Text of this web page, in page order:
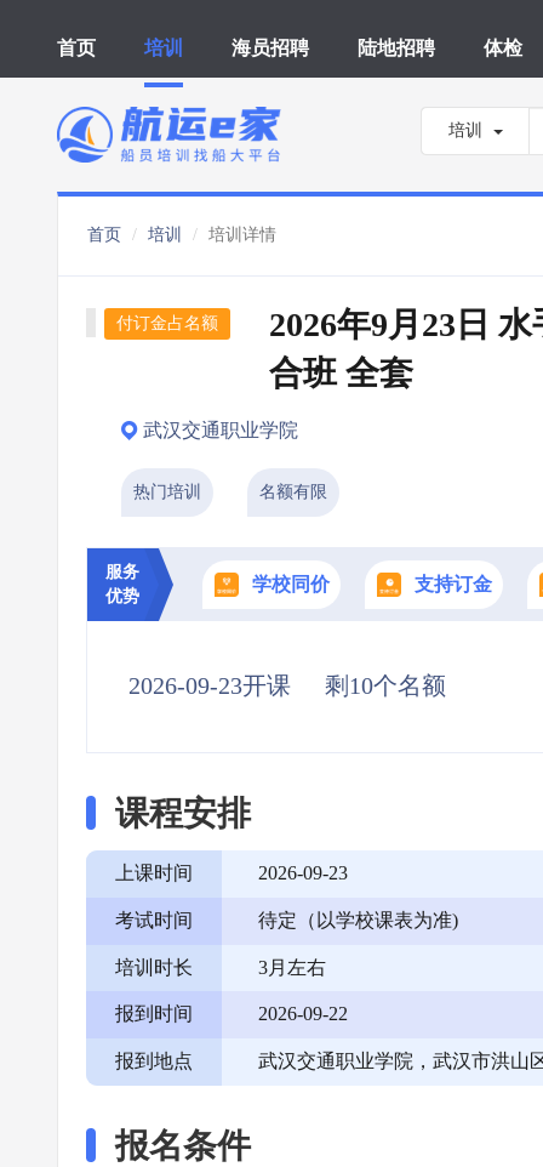
首页 培训 海员招聘 陆地招聘 体检
培训
首页 培训 培训详情
付订金占名额
2026年9月23日
合班 全套
武汉交通职业学院
热门培训 名额有限
服务
优势
学校同价 支持订金
2026-09-23开课 剩10个名额
课程安排
上课时间 2026-09-23
考试时间 待定（以学校课表为准)
培训时长 3月左右
报到时间 2026-09-22
报到地点 武汉交通职业学院，武汉市洪山
报名条件